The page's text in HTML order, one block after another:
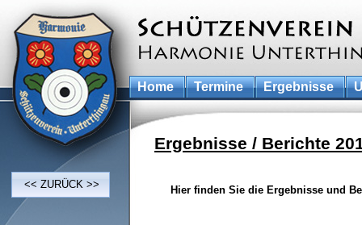
Ergebnisse / Berichte
Hier finden Sie die Ergebnisse und
Home Termine Ergebnisse
<< ZURÜCK >>